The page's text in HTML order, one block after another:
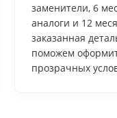
заменители, 6
аналоги и 12
заказанная
поможем
прозрачных